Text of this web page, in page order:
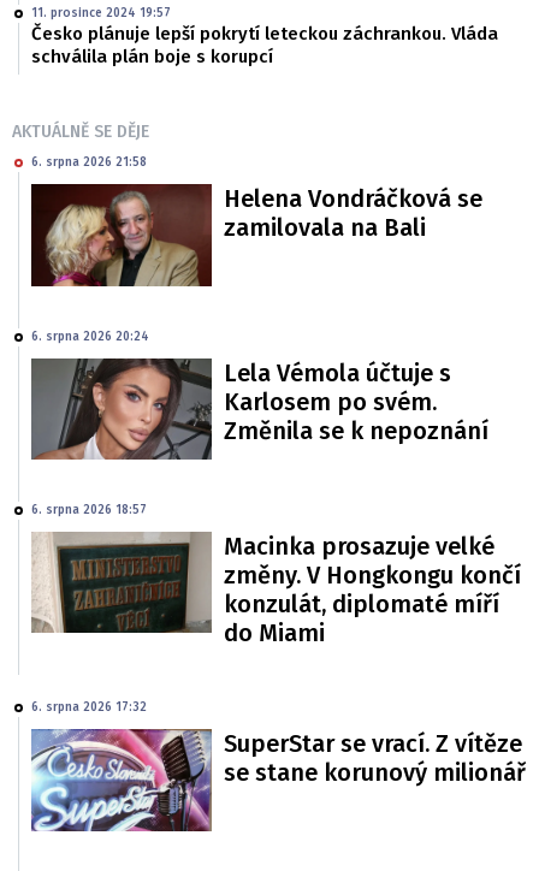
11. prosince 2024 19:57
Česko plánuje lepší pokrytí leteckou záchrankou. Vláda
schválila plán boje s korupcí
AKTUÁLNĚ SE DĚJE
6. srpna 2026 21:58
Helena Vondráčková se
zamilovala na Bali
6. srpna 2026 20:24
Lela Vémola účtuje s
Karlosem po svém.
Změnila se k nepoznání
6. srpna 2026 18:57
Macinka prosazuje velké
změny. V Hongkongu končí
konzulát, diplomaté míří
do Miami
6. srpna 2026 17:32
SuperStar se vrací. Z vítěze
se stane korunový milionář